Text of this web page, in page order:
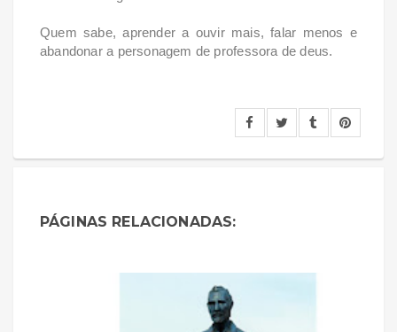
Quem sabe, aprender a ouvir mais, falar menos e
abandonar a personagem de professora de deus.
PÁGINAS RELACIONADAS: